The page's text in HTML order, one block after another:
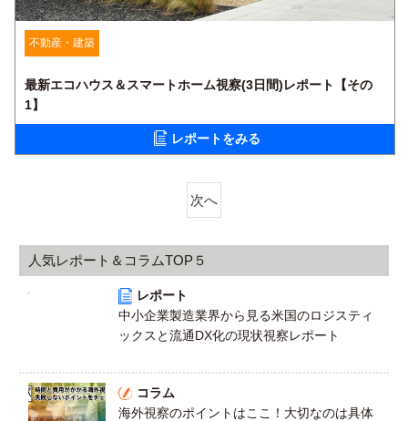
不動産・建築
最新エコハウス＆スマートホーム視察(3日間)レポート【その
1】
レポートをみる
次へ
人気レポート＆コラムTOP５
レポート
中小企業製造業界から見る米国のロジスティ
ックスと流通DX化の現状視察レポート
コラム
海外視察のポイントはここ！大切なのは具体